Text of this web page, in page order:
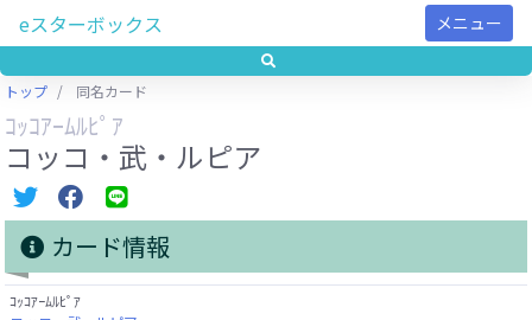
eスターボックス メニュー
トップ 同名カード
ｺｯｺｱｰﾑﾙﾋﾟｱ
コッコ・武・ルピア
カード情報
ｺｯｺｱｰﾑﾙﾋﾟｱ